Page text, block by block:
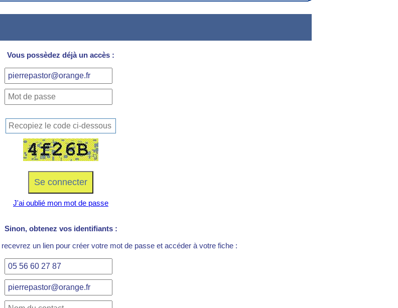
Vous possèdez déjà un accès :
J'ai oublié mon mot de passe
Sinon, obtenez vos identifiants :
un lien pour créer votre mot de passe et accéder à votre fiche :